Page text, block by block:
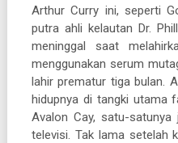
Arthur Curry ini, seperti
putra ahli kelautan Dr.
meninggal saat
menggunakan serum
lahir prematur tiga bulan.
hidupnya di tangki utama
Avalon Cay, satu-satunya
televisi. Tak lama setelah